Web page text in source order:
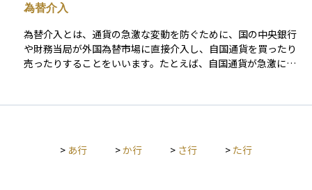
れています。資産運用の場面では、金利の動きが預金、ロー
ン、債券などの価格や収益に影響を与えるため、金利や利率に
注目することはとても大切です。特に経済状況や中央銀行の政
策によって金利は変動するため、それを理解しておくことでよ
り良い投資判断につながります。
為替介入
為替介入とは、通貨の急激な変動を防ぐために、国の中央銀行
や財務当局が外国為替市場に直接介入し、自国通貨を買ったり
売ったりすることをいいます。たとえば、自国通貨が急激に安
国通貨が高くなりすぎて輸出産業に悪影響が出るような場合に
く、国際的な注目を集める政策のひとつです。投資家にとって
> あ行 >か行 > さ行 > た行